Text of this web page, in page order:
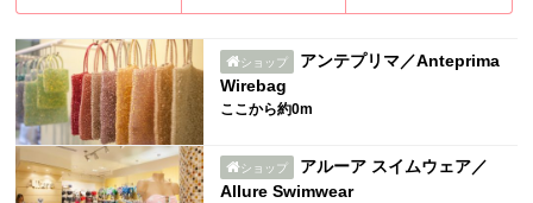
ショップ
アンテプリマ／Anteprima
Wirebag
ここから約0m
ショップ
アルーア スイムウェア／
Allure Swimwear